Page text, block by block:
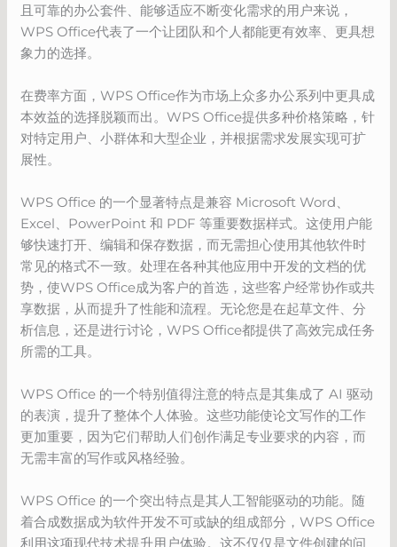
且可靠的办公套件、能够适应不断变化需求的用户来说，
WPS Office代表了一个让团队和个人都能更有效率、更具想
象力的选择。
在费率方面，WPS Office作为市场上众多办公系列中更具成
本效益的选择脱颖而出。WPS Office提供多种价格策略，针
对特定用户、小群体和大型企业，并根据需求发展实现可扩
展性。
WPS Office 的一个显著特点是兼容 Microsoft Word、
Excel、PowerPoint 和 PDF 等重要数据样式。这使用户能
够快速打开、编辑和保存数据，而无需担心使用其他软件时
常见的格式不一致。处理在各种其他应用中开发的文档的优
势，使WPS Office成为客户的首选，这些客户经常协作或共
享数据，从而提升了性能和流程。无论您是在起草文件、分
析信息，还是进行讨论，WPS Office都提供了高效完成任务
所需的工具。
WPS Office 的一个特别值得注意的特点是其集成了 AI 驱动
的表演，提升了整体个人体验。这些功能使论文写作的工作
更加重要，因为它们帮助人们创作满足专业要求的内容，而
无需丰富的写作或风格经验。
WPS Office 的一个突出特点是其人工智能驱动的功能。随
着合成数据成为软件开发不可或缺的组成部分，WPS Office
利用这项现代技术提升用户体验。这不仅仅是文件创建的问